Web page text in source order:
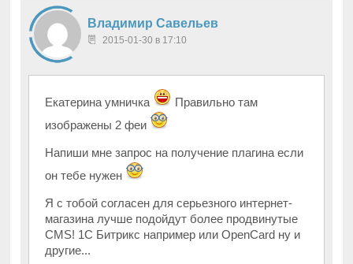
Владимир Савельев
2015-01-30 в 17:10
Екатерина умничка
Правильно там
изображены 2 феи
Напиши мне запрос на получение плагина если
он тебе нужен
Я с тобой согласен для серьезного интернет-
магазина лучше подойдут более продвинутые
CMS! 1С Битрикс например или OpenCard ну и
другие...